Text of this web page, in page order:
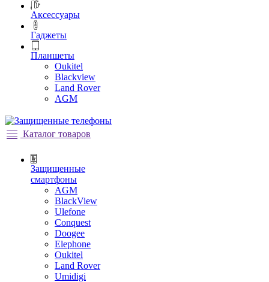
Аксессуары
Гаджеты
Планшеты
Oukitel
Blackview
Land Rover
AGM
Каталог товаров
Защищенные
смартфоны
AGM
BlackView
Ulefone
Conquest
Doogee
Elephone
Oukitel
Land Rover
Umidigi